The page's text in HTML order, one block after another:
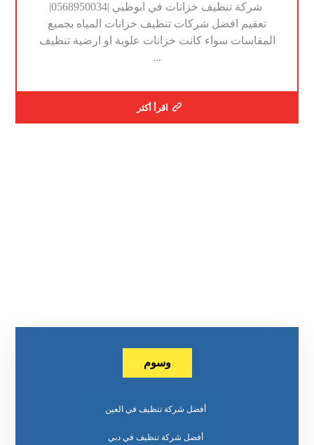
شركة تنظيف خزانات في ابوظبي |0568950034|
تعقيم افضل شركات تنظيف خزانات المياه بجميع
المقاسات سواء كانت خزانات علوية او ارضية تنظيف
...
اقرأ أكثر
وسوم
أفضل شركة تنظيف في العين
أفضل شركة تنظيف في دبي